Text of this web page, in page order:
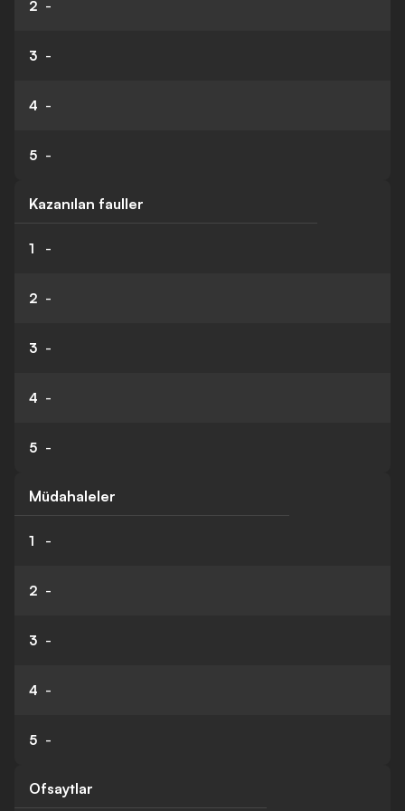
2 -
3 -
4 -
5 -
Kazanılan fauller
1 -
2 -
3 -
4 -
5 -
Müdahaleler
1 -
2 -
3 -
4 -
5 -
Ofsaytlar